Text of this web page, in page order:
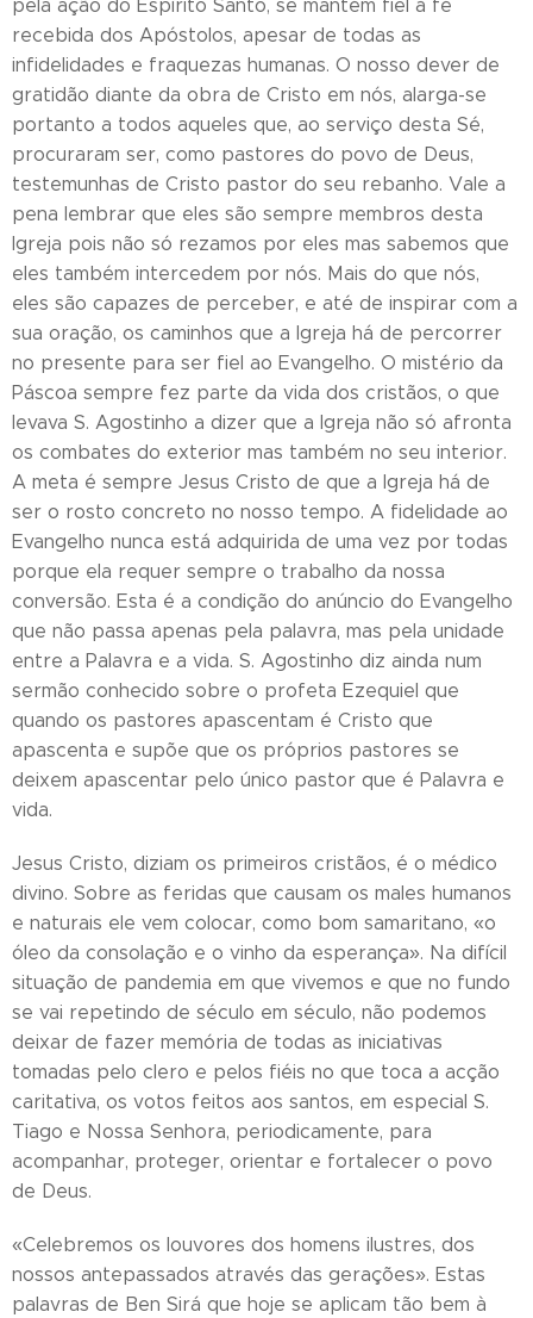
pela ação do Espírito Santo, se mantém fiel à fé
recebida dos Apóstolos, apesar de todas as
infidelidades e fraquezas humanas. O nosso dever de
gratidão diante da obra de Cristo em nós, alarga-se
portanto a todos aqueles que, ao serviço desta Sé,
procuraram ser, como pastores do povo de Deus,
testemunhas de Cristo pastor do seu rebanho. Vale a
pena lembrar que eles são sempre membros desta
Igreja pois não só rezamos por eles mas sabemos que
eles também intercedem por nós. Mais do que nós,
eles são capazes de perceber, e até de inspirar com a
sua oração, os caminhos que a Igreja há de percorrer
no presente para ser fiel ao Evangelho. O mistério da
Páscoa sempre fez parte da vida dos cristãos, o que
levava S. Agostinho a dizer que a Igreja não só afronta
os combates do exterior mas também no seu interior.
A meta é sempre Jesus Cristo de que a Igreja há de
ser o rosto concreto no nosso tempo. A fidelidade ao
Evangelho nunca está adquirida de uma vez por todas
porque ela requer sempre o trabalho da nossa
conversão. Esta é a condição do anúncio do Evangelho
que não passa apenas pela palavra, mas pela unidade
entre a Palavra e a vida. S. Agostinho diz ainda num
sermão conhecido sobre o profeta Ezequiel que
quando os pastores apascentam é Cristo que
apascenta e supõe que os próprios pastores se
deixem apascentar pelo único pastor que é Palavra e
vida.
Jesus Cristo, diziam os primeiros cristãos, é o médico
divino. Sobre as feridas que causam os males humanos
e naturais ele vem colocar, como bom samaritano, «o
óleo da consolação e o vinho da esperança». Na difícil
situação de pandemia em que vivemos e que no fundo
se vai repetindo de século em século, não podemos
deixar de fazer memória de todas as iniciativas
tomadas pelo clero e pelos fiéis no que toca a acção
caritativa, os votos feitos aos santos, em especial S.
Tiago e Nossa Senhora, periodicamente, para
acompanhar, proteger, orientar e fortalecer o povo
de Deus.
«Celebremos os louvores dos homens ilustres, dos
nossos antepassados através das gerações». Estas
palavras de Ben Sirá que hoje se aplicam tão bem à